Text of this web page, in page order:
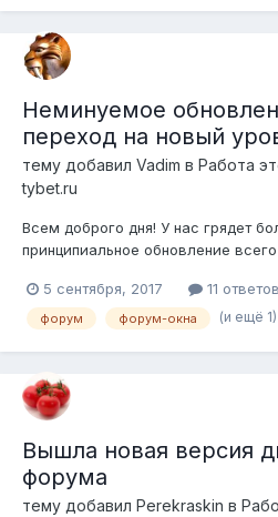
Неминуемое
переход на новый
тему добавил Vadim в Работа
tybet.ru
Всем доброго дня! У нас грядет
принципиальное обновление
скорее это вообще уже другой
уже невозможно - я получил
5 сентября, 2017 11 ответов
форум форум-окна (и ещё 1)
Вышла новая версия
форума
тему добавил Perekraskin в